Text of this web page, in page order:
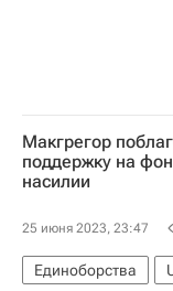
Макгрегор
поддержку на
насилии
25 июня 2023, 23:47
Единоборства